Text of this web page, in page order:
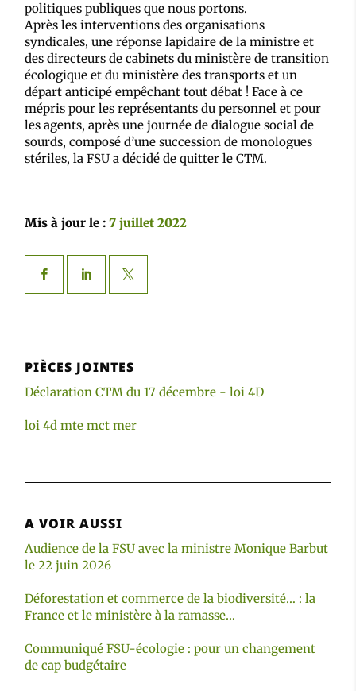
politiques publiques que nous portons.
Après les interventions des organisations
syndicales, une réponse lapidaire de la ministre et
des directeurs de cabinets du ministère de transition
écologique et du ministère des transports et un
départ anticipé empêchant tout débat ! Face à ce
mépris pour les représentants du personnel et pour
les agents, après une journée de dialogue social de
sourds, composé d’une succession de monologues
stériles, la FSU a décidé de quitter le CTM.
Mis à jour le :7 juillet 2022
PIÈCES JOINTES
Déclaration CTM du 17 décembre - loi 4D
loi 4d mte mct mer
A VOIR AUSSI
Audience de la FSU avec la ministre Monique Barbut
le 22 juin 2026
Déforestation et commerce de la biodiversité… : la
France et le ministère à la ramasse…
Communiqué FSU-écologie : pour un changement
de cap budgétaire